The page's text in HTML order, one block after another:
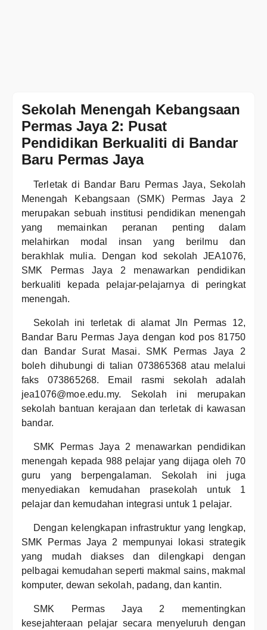
Sekolah Menengah Kebangsaan
Permas Jaya 2: Pusat
Pendidikan Berkualiti di Bandar
Baru Permas Jaya
Terletak di Bandar Baru Permas Jaya, Sekolah
Menengah Kebangsaan (SMK) Permas Jaya 2
merupakan sebuah institusi pendidikan menengah
yang memainkan peranan penting dalam
melahirkan modal insan yang berilmu dan
berakhlak mulia. Dengan kod sekolah JEA1076,
SMK Permas Jaya 2 menawarkan pendidikan
berkualiti kepada pelajar-pelajarnya di peringkat
menengah.
Sekolah ini terletak di alamat Jln Permas 12,
Bandar Baru Permas Jaya dengan kod pos 81750
dan Bandar Surat Masai. SMK Permas Jaya 2
boleh dihubungi di talian 073865368 atau melalui
faks 073865268. Email rasmi sekolah adalah
jea1076@moe.edu.my. Sekolah ini merupakan
sekolah bantuan kerajaan dan terletak di kawasan
bandar.
SMK Permas Jaya 2 menawarkan pendidikan
menengah kepada 988 pelajar yang dijaga oleh 70
guru yang berpengalaman. Sekolah ini juga
menyediakan kemudahan prasekolah untuk 1
pelajar dan kemudahan integrasi untuk 1 pelajar.
Dengan kelengkapan infrastruktur yang lengkap,
SMK Permas Jaya 2 mempunyai lokasi strategik
yang mudah diakses dan dilengkapi dengan
pelbagai kemudahan seperti makmal sains, makmal
komputer, dewan sekolah, padang, dan kantin.
SMK Permas Jaya 2 mementingkan
kesejahteraan pelajar secara menyeluruh dengan